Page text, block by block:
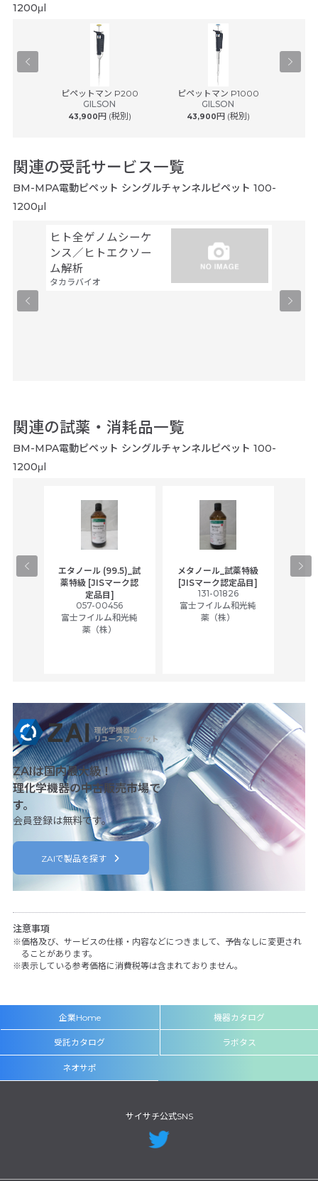
1200μl
ピペットマン P200
GILSON
43,900円 (税別)
ピペットマン P1000
GILSON
43,900円 (税別)
関連の受託サービス一覧
BM-MPA電動ピペット シングルチャンネルピペット 100-
1200μl
ヒト全ゲノムシーケ
ンス／ヒトエクソー
ム解析
タカラバイオ
関連の試薬・消耗品一覧
BM-MPA電動ピペット シングルチャンネルピペット 100-
1200μl
エタノール (99.5)_試
薬特級 [JISマーク認
定品目]
057-00456
富士フイルム和光純
薬（株）
メタノール_試薬特級
[JISマーク認定品目]
131-01826
富士フイルム和光純
薬（株）
ア
ZAIは国内最大級！
理化学機器の中古販売市場で
す。
会員登録は無料です。
ZAIで製品を探す
注意事項
価格及び、サービスの仕様・内容などにつきまして、予告なしに変更され
ることがあります。
表示している参考価格に消費税等は含まれておりません。
企業Home 機器カタログ
受託カタログ ラボタス
ネオサポ
サイサチ公式SNS